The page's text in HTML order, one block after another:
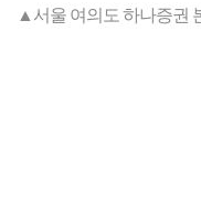
▲서울 여의도 하나증권